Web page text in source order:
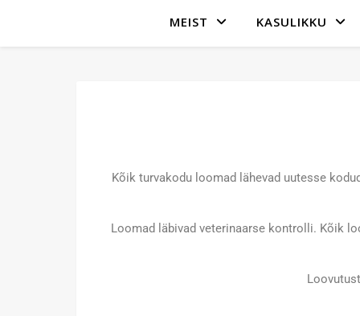
MEIST KASULIKKU
Kõik turvakodu loomad lähevad uutesse
Loomad läbivad veterinaarse kontrolli. Kõik